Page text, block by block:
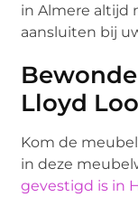
in Almere altijd
aansluiten bij
Lloyd
Kom de
in deze
gevestigd is in